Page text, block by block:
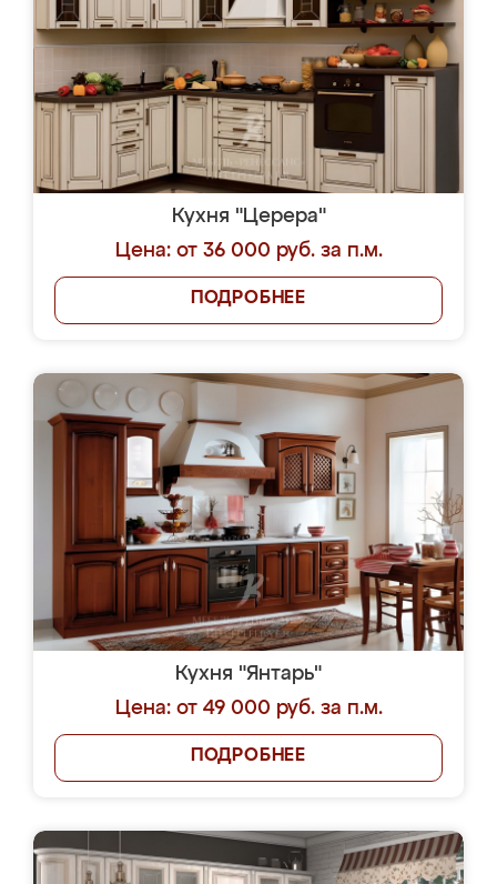
Кухня "Церера"
Цена: от 36 000 руб. за п.м.
ПОДРОБНЕЕ
Кухня "Янтарь"
Цена: от 49 000 руб. за п.м.
ПОДРОБНЕЕ